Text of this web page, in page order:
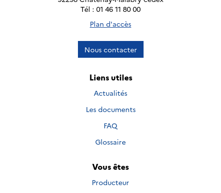
Tél : 01 46 11 80 00
Plan d'accès
Nous contacter
Liens utiles
Actualités
Les documents
FAQ
Glossaire
Vous êtes
Producteur